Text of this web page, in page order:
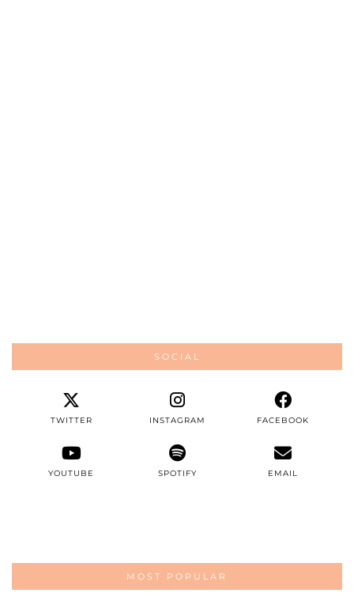
SOCIAL
TWITTER INSTAGRAM FACEBOOK
YOUTUBE SPOTIFY EMAIL
MOST POPULAR